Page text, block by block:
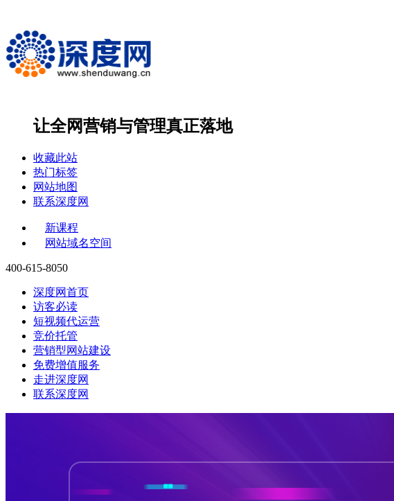
让全网营销与管理真正落地
收藏此站
热门标签
网站地图
联系深度网
新课程
网站域名空间
400-615-8050
深度网首页
访客必读
短视频代运营
竞价托管
营销型网站建设
免费增值服务
走进深度网
联系深度网